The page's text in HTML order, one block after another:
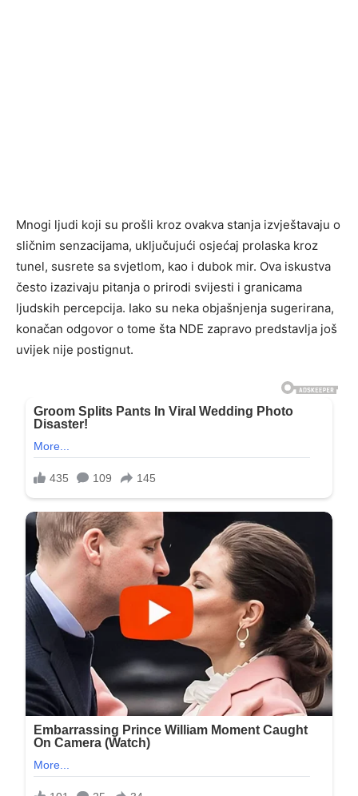
Mnogi ljudi koji su prošli kroz ovakva stanja izvještavaju o
sličnim senzacijama, uključujući osjećaj prolaska kroz
tunel, susrete sa svjetlom, kao i dubok mir. Ova iskustva
često izazivaju pitanja o prirodi svijesti i granicama
ljudskih percepcija. Iako su neka objašnjenja sugerirana,
konačan odgovor o tome šta NDE zapravo predstavlja još
uvijek nije postignut.